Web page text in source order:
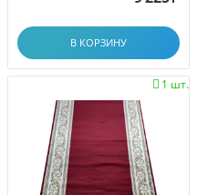
В КОРЗИНУ
1 шт.
